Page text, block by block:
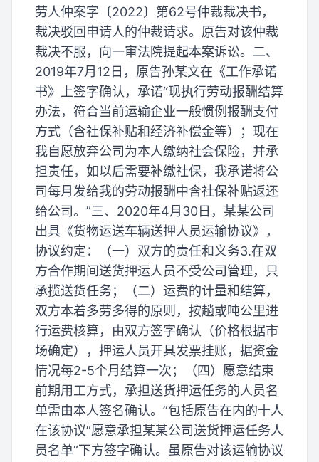
劳人仲案字〔2022〕第62号仲裁裁决书，
裁决驳回申请人的仲裁请求。原告对该仲裁
裁决不服，向一审法院提起本案诉讼。二、
2019年7月12日，原告孙某文在《工作承诺
书》上签字确认，承诺“现执行劳动报酬结算
办法，符合当前运输企业一般惯例报酬支付
方式（含社保补贴和经济补偿金等）；现在
我自愿放弃公司为本人缴纳社会保险，并承
担责任，如以后需要补缴社保，我承诺将公
司每月发给我的劳动报酬中含社保补贴返还
给公司。”三、2020年4月30日，某某公司
出具《货物运送车辆送押人员运输协议》，
协议约定：（一）双方的责任和义务3.在双
方合作期间送货押运人员不受公司管理，只
承揽送货任务；（二）运费的计量和结算，
双方本着多劳多得的原则，按趟或吨公里进
行运费核算，由双方签字确认（价格根据市
场确定），押运人员开具发票挂账，据资金
情况每2-5个月结算一次；（四）愿意结束
前期用工方式，承担送货押运任务的人员名
单需由本人签名确认。”包括原告在内的十人
在该协议“愿意承担某某公司送货押运任务人
员名单”下方签字确认。虽原告对该运输协议